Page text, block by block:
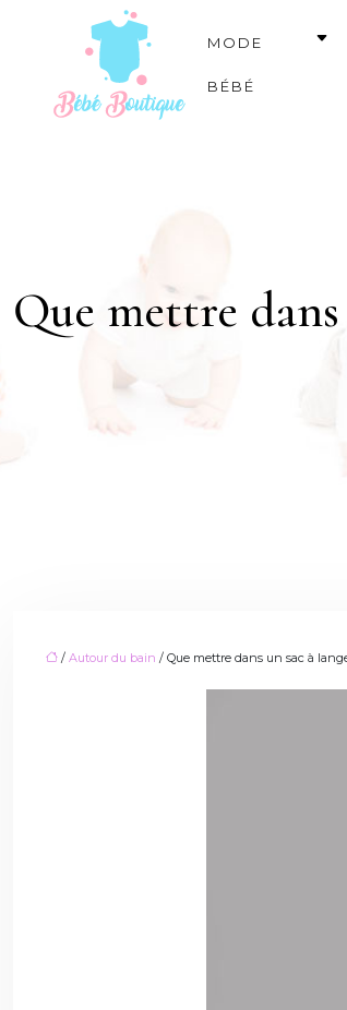
MODE
BÉBÉ
Que mettre
/ Autour du bain / Que mettre dans un sac à